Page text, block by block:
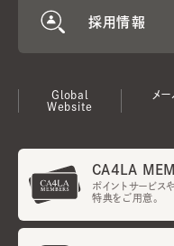
採用情報
Global
Website
メ
CA4LA
ポイントサービス
特典をご用意。